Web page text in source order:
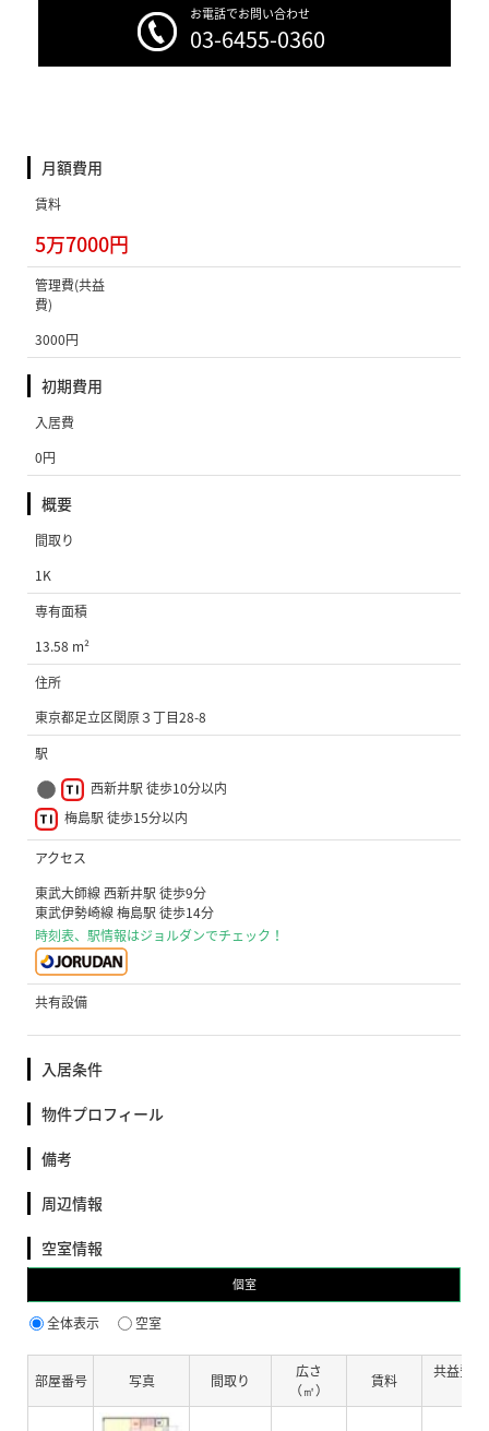
お電話でお問い合わせ
03-6455-0360
月額費用
賃料
5万7000円
管理費(共益
費)
3000円
初期費用
入居費
0円
概要
間取り
1K
専有面積
13.58 m²
住所
東京都足立区関原３丁目28-8
駅
西新井駅 徒歩10分以内
梅島駅 徒歩15分以内
アクセス
東武大師線 西新井駅 徒歩9分
東武伊勢崎線 梅島駅 徒歩14分
時刻表、駅情報はジョルダンでチェック！
共有設備
入居条件
物件プロフィール
備考
周辺情報
空室情報
個室
全体表示 空室
部屋番号 写真 間取り
広さ
（㎡）
賃料
共益費